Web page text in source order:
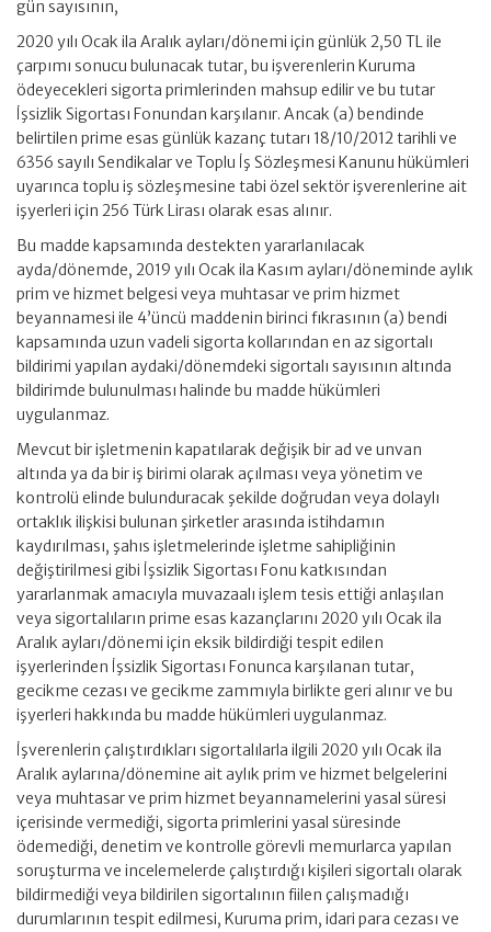
gün sayısının,
2020 yılı Ocak ila Aralık ayları/dönemi için günlük 2,50 TL ile
çarpımı sonucu bulunacak tutar, bu işverenlerin Kuruma
ödeyecekleri sigorta primlerinden mahsup edilir ve bu tutar
İşsizlik Sigortası Fonundan karşılanır. Ancak (a) bendinde
belirtilen prime esas günlük kazanç tutarı 18/10/2012 tarihli ve
6356 sayılı Sendikalar ve Toplu İş Sözleşmesi Kanunu hükümleri
uyarınca toplu iş sözleşmesine tabi özel sektör işverenlerine ait
işyerleri için 256 Türk Lirası olarak esas alınır.
Bu madde kapsamında destekten yararlanılacak
ayda/dönemde, 2019 yılı Ocak ila Kasım ayları/döneminde aylık
prim ve hizmet belgesi veya muhtasar ve prim hizmet
beyannamesi ile 4’üncü maddenin birinci fıkrasının (a) bendi
kapsamında uzun vadeli sigorta kollarından en az sigortalı
bildirimi yapılan aydaki/dönemdeki sigortalı sayısının altında
bildirimde bulunulması halinde bu madde hükümleri
uygulanmaz.
Mevcut bir işletmenin kapatılarak değişik bir ad ve unvan
altında ya da bir iş birimi olarak açılması veya yönetim ve
kontrolü elinde bulunduracak şekilde doğrudan veya dolaylı
ortaklık ilişkisi bulunan şirketler arasında istihdamın
kaydırılması, şahıs işletmelerinde işletme sahipliğinin
değiştirilmesi gibi İşsizlik Sigortası Fonu katkısından
yararlanmak amacıyla muvazaalı işlem tesis ettiği anlaşılan
veya sigortalıların prime esas kazançlarını 2020 yılı Ocak ila
Aralık ayları/dönemi için eksik bildirdiği tespit edilen
işyerlerinden İşsizlik Sigortası Fonunca karşılanan tutar,
gecikme cezası ve gecikme zammıyla birlikte geri alınır ve bu
işyerleri hakkında bu madde hükümleri uygulanmaz.
İşverenlerin çalıştırdıkları sigortalılarla ilgili 2020 yılı Ocak ila
Aralık aylarına/dönemine ait aylık prim ve hizmet belgelerini
veya muhtasar ve prim hizmet beyannamelerini yasal süresi
içerisinde vermediği, sigorta primlerini yasal süresinde
ödemediği, denetim ve kontrolle görevli memurlarca yapılan
soruşturma ve incelemelerde çalıştırdığı kişileri sigortalı olarak
bildirmediği veya bildirilen sigortalının fiilen çalışmadığı
durumlarının tespit edilmesi, Kuruma prim, idari para cezası ve